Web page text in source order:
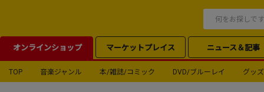
オンラインショップ マーケットプレイス ニュース＆記事
TOP 音楽ジャンル 本/雑誌/コミック DVD/ブルーレイ グッズ